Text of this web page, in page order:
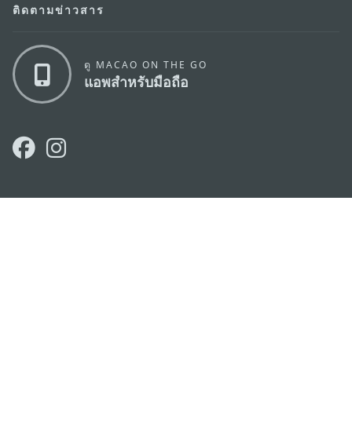
ติดตามข่าวสาร
ดู MACAO ON THE GO
แอพสำหรับมือถือ